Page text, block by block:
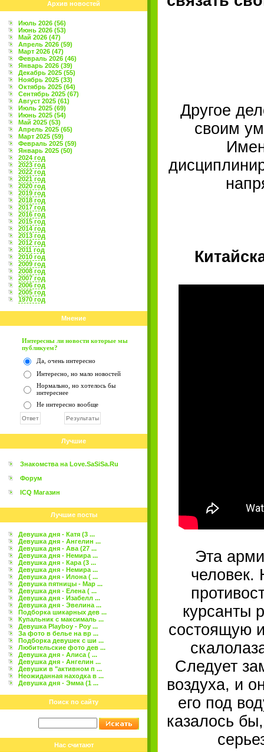
Архив новостей
Июль 2026 (56)
Июнь 2026 (53)
Май 2026 (47)
Апрель 2026 (59)
Март 2026 (47)
Февраль 2026 (46)
Январь 2026 (39)
Декабрь 2025 (55)
Ноябрь 2025 (33)
Октябрь 2025 (64)
Сентябрь 2025 (67)
Август 2025 (61)
Июль 2025 (69)
Июнь 2025 (54)
Май 2025 (53)
Апрель 2025 (65)
Март 2025 (59)
Февраль 2025 (59)
Январь 2025 (50)
2024 год
2023 год
2022 год
2021 год
2020 год
2019 год
2018 год
2017 год
2016 год
2015 год
2014 год
2013 год
2012 год
2011 год
2010 год
2009 год
2008 год
2007 год
2006 год
2005 год
1970 год
Мнение
Интересны ли новости которые мы
публикуем?
Да, очень интересно
Интересно, но мало новостей
Нормально, но хотелось бы
интереснее
Не интересно вообще
Лучшие
Знакомства на Love.SaSiSa.Ru
Форум
ICQ Магазин
Лучшие посты
Девушка дня - Катя (3 ...
Девушка дня - Ангелин ...
Девушка дня - Ава (27 ...
Девушка дня - Немира ...
Девушка дня - Кара (3 ...
Девушка дня - Немира ...
Девушка дня - Илона ( ...
Девушка пятницы - Мар ...
Девушка дня - Елена ( ...
Девушка дня - Изабелл ...
Девушка дня - Эвелина ...
Подборка шикарных дев ...
Купальник с максималь ...
Девушка Playboy - Роу ...
За фото в белье на вр ...
Подборка девушек с ши ...
Любительские фото дев ...
Девушка дня - Алиса ( ...
Девушка дня - Ангелин ...
Девушки в "активном п ...
Неожиданная находка в ...
Девушка дня - Эмма (1 ...
Поиск по сайту
Нас считают
Другое
своим
Эта
курсанты
состоящую
Следует
воздуха, и
его под
казалось